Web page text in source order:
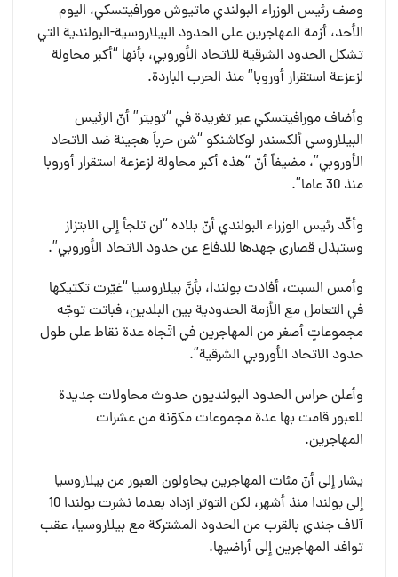
وصف رئيس الوزراء البولندي ماتيوش مورافيتسكي، اليوم
الأحد، أزمة المهاجرين على الحدود البيلاروسية-البولندية التي
تشكل الحدود الشرقية للاتحاد الأوروبي، بأنها “أكبر محاولة
لزعزعة استقرار أوروبا” منذ الحرب الباردة.
وأضاف مورافيتسكي عبر تغريدة في “تويتر” أنّ الرئيس
البيلاروسي ألكسندر لوكاشنكو “شن حرباً هجينة ضد الاتحاد
الأوروبي”، مضيفاً أنّ “هذه أكبر محاولة لزعزعة استقرار أوروبا
منذ 30 عاما”.
وأكّد رئيس الوزراء البولندي أنّ بلاده “لن تلجأ إلى الابتزاز
وستبذل قصارى جهدها للدفاع عن حدود الاتحاد الأوروبي”.
وأمس السبت، أفادت بولندا، بأنَّ بيلاروسيا “غيّرت تكتيكها
في التعامل مع الأزمة الحدودية بين البلدين، فباتت توجّه
مجموعاتٍ أصغر من المهاجرين في اتّجاه عدة نقاط على طول
حدود الاتحاد الأوروبي الشرقية”.
وأعلن حراس الحدود البولنديون حدوث محاولات جديدة
للعبور قامت بها عدة مجموعات مكوّنة من عشرات
المهاجرين.
يشار إلى أنّ مئات المهاجرين يحاولون العبور من بيلاروسيا
إلى بولندا منذ أشهر، لكن التوتر ازداد بعدما نشرت بولندا 10
آلاف جندي بالقرب من الحدود المشتركة مع بيلاروسيا، عقب
توافد المهاجرين إلى أراضيها.